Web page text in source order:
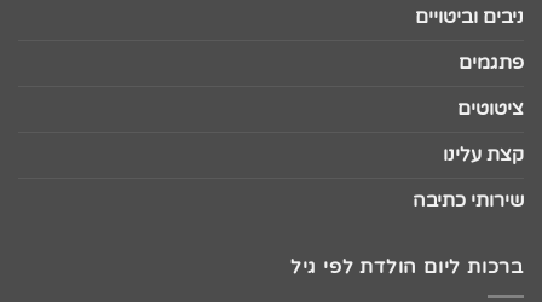
ניבים וביטויים
פתגמים
ציטוטים
קצת עלינו
שירותי כתיבה
ברכות ליום הולדת לפי גיל